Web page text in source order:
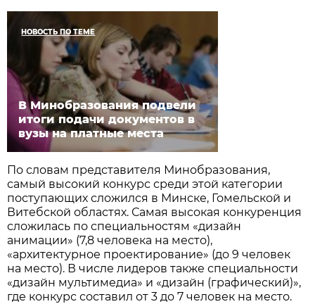
НОВОСТЬ ПО ТЕМЕ
В Минобразования подвели
итоги подачи документов в
вузы на платные места
По словам представителя Минобразования,
самый высокий конкурс среди этой категории
поступающих сложился в Минске, Гомельской и
Витебской областях. Самая высокая конкуренция
сложилась по специальностям «дизайн
анимации» (7,8 человека на место),
«архитектурное проектирование» (до 9 человек
на место). В числе лидеров также специальности
«дизайн мультимедиа» и «дизайн (графический)»,
где конкурс составил от 3 до 7 человек на место.